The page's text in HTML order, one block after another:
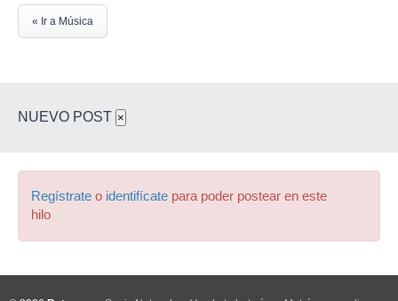
« Ir a Música
NUEVO POST ×
Regístrate o identifícate para poder postear en este
hilo